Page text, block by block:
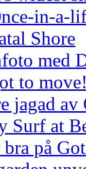
in-a-
Shore
med
to move!
jagad
Surf at
på